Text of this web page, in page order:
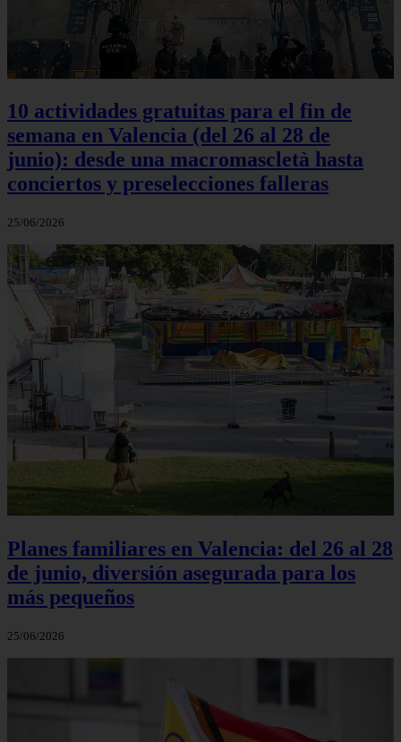
10 actividades gratuitas para el fin de
semana en Valencia (del 26 al 28 de
junio): desde una macromascletà hasta
conciertos y preselecciones falleras
25/06/2026
Planes familiares en Valencia: del 26 al 28
de junio, diversión asegurada para los
más pequeños
25/06/2026